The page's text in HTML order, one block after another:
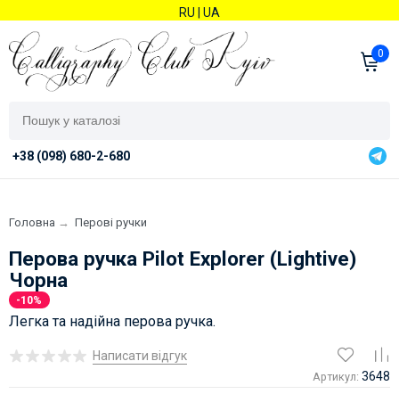
RU UA
0
+38 (098) 680-2-680
Головна → Перові ручки
Перова ручка Pilot Explorer (Lightive)
Чорна
-10%
Легка та надійна перова ручка.
Написати відгук
Артикул: 3648